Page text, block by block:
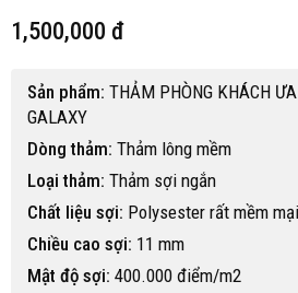
1,500,000 đ
Sản phẩm: THẢM PHÒNG KHÁCH
GALAXY
Dòng thảm: Thảm lông mềm
Loại thảm: Thảm sợi ngắn
Chất liệu sợi: Polysester rất mềm mại
Chiều cao sợi: 11 mm
Mật độ sợi: 400.000 điểm/m2